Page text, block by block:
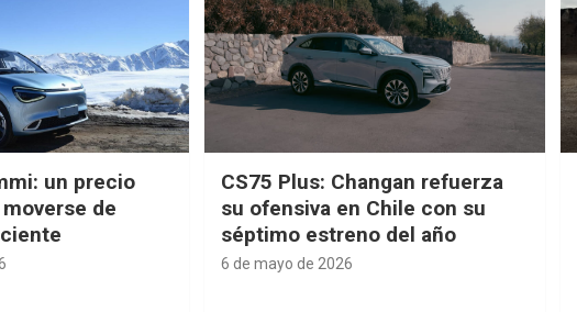
un precio
de
CS75 Plus: Changan refuerza
su ofensiva en Chile con su
séptimo estreno del año
6 de mayo de 2026